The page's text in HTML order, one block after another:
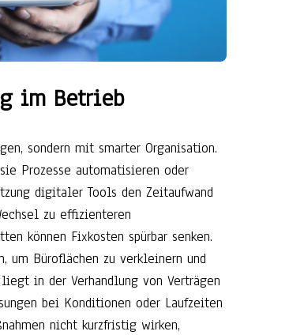
im Betrieb
sondern mit smarter Organisation.
Prozesse automatisieren oder
digitaler Tools den Zeitaufwand
zu effizienteren
können Fixkosten spürbar senken.
um Büroflächen zu verkleinern und
in der Verhandlung von Verträgen
bei Konditionen oder Laufzeiten
nicht kurzfristig wirken,